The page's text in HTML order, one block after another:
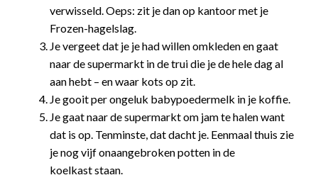
verwisseld. Oeps: zit je dan op kantoor met je
Frozen-hagelslag.
Je vergeet dat je je had willen omkleden en gaat
naar de supermarkt in de trui die je de hele dag al
aan hebt – en waar kots op zit.
Je gooit per ongeluk babypoedermelk in je koffie.
Je gaat naar de supermarkt om jam te halen want
dat is op. Tenminste, dat dacht je. Eenmaal thuis zie
je nog vijf onaangebroken potten in de
koelkast staan.